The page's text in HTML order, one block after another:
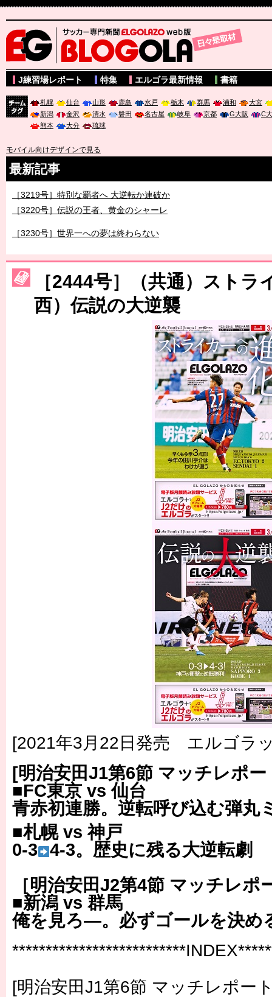
サッカー専門新聞ELGOLAZO web版 BLOGOLA
J練習場レポート 特集 エルゴラ最新情報 書籍
札幌 仙台 山形 鹿島 水戸 栃木 群馬 浦和
大宮
新潟
金沢 清水 磐田 名古屋 岐阜 京都 G大阪
C
熊本
大分 琉球
モバイル向けデザインで見る
最新記事
［3219号］特別な覇者へ 大逆転か連破か
［3220号］伝説の王者、黄金のシャーレ
［3230号］世界一への夢は終わらない
［3223号］一丸。日本出陣
［3222号］史上最大のW杯開幕 注目は「個」
［2444号］（共通）ストラ
西）伝説の大逆襲
[2021年3月22日発売 エルゴラ
[明治安田J1第6節 マッチレポー
■FC東京 vs 仙台
青赤初連勝。逆転呼び込む弾丸
■札幌 vs 神戸
0-3
4-3。歴史に残る大逆転劇
［明治安田J2第4節 マッチレポ
■新潟 vs 群馬
俺を見ろ―。必ずゴールを決め
[明治安田J1第6節 マッチレポー